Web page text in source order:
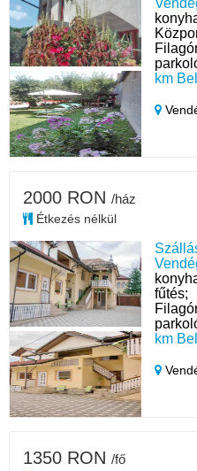
km
km
2000 RON /ház
Étkezés nélkül
1350 RON /fő